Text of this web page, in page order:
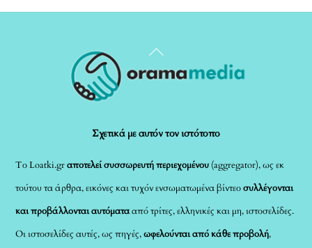
Back
To
Σχετικά με αυτόν τον ιστότοπο
Το Loatki.grαποτελεί συσσωρευτή περιεχομένου (aggregator), ως εκ
τούτου τα άρθρα, εικόνες και τυχόν ενσωματωμένα βίντεοσυλλέγονται
και προβάλλονται αυτόματααπό τρίτες, ελληνικές και μη, ιστοσελίδες.
Οι ιστοσελίδες αυτές, ως πηγές,ωφελούνται από κάθε προβολή,